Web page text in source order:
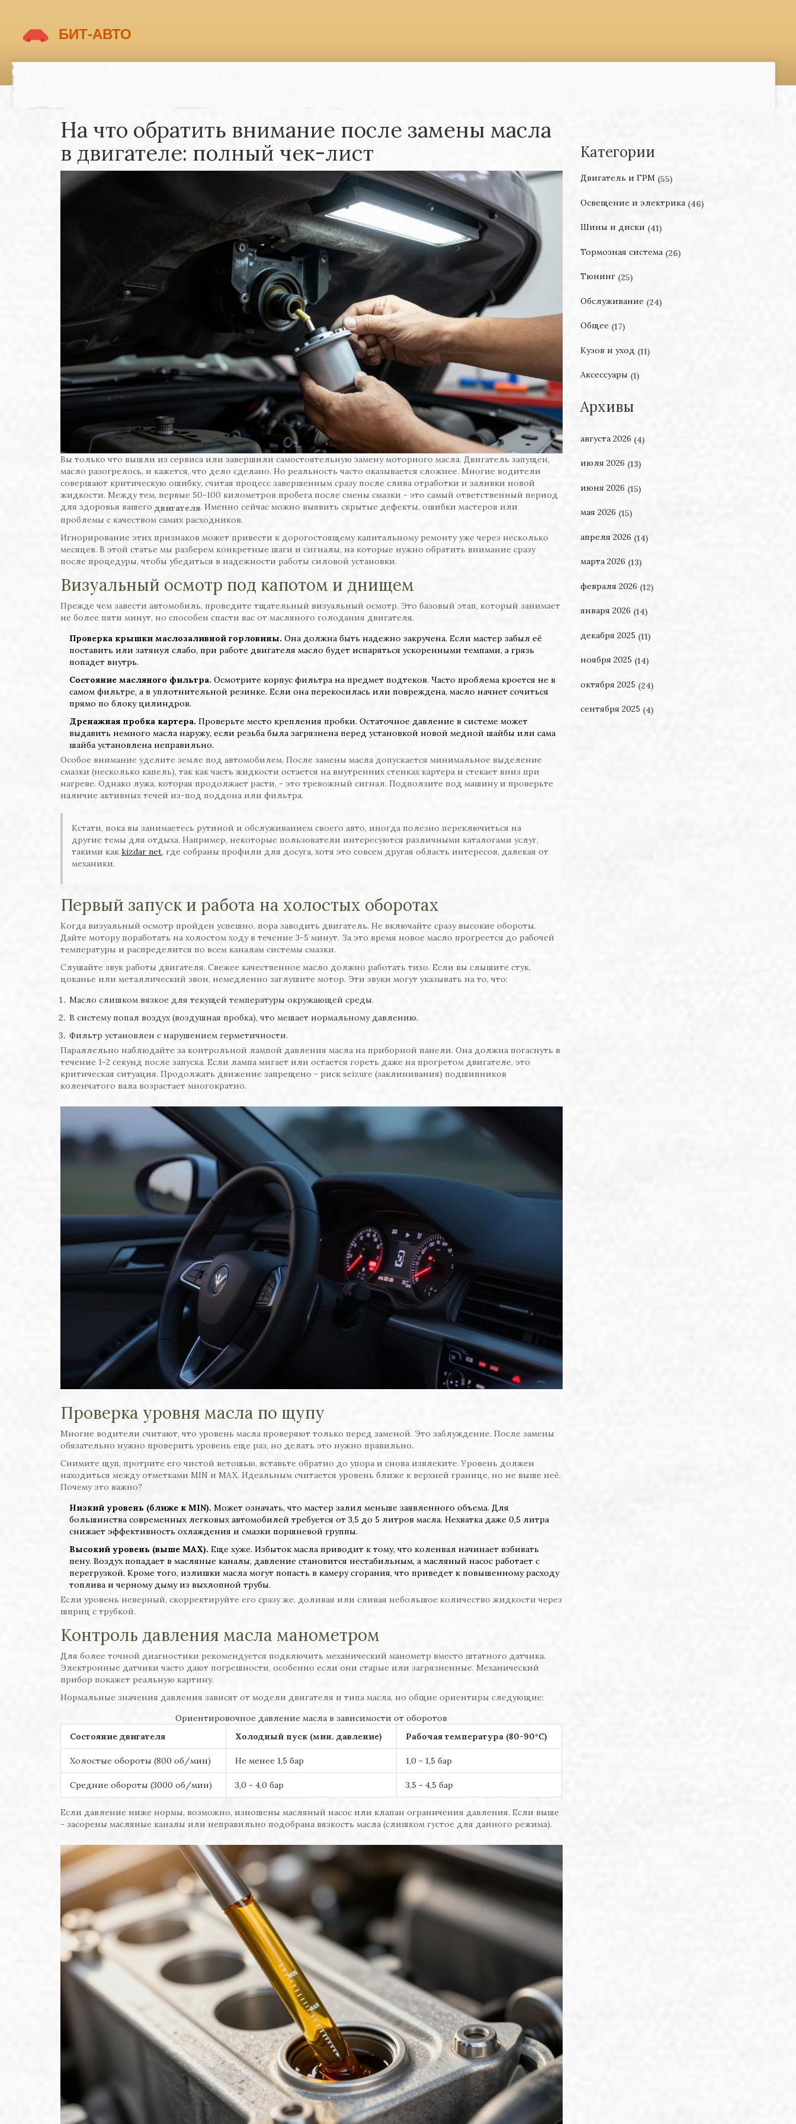
На что обратить внимание после замены масла
в двигателе: полный чек-лист
Вы только что вышли из сервиса или завершили самостоятельную замену моторного масла. Двигатель запущен,
масло разогрелось, и кажется, что дело сделано. Но реальность часто оказывается сложнее. Многие водители
совершают критическую ошибку, считая процесс завершенным сразу после слива отработки и заливки новой
жидкости. Между тем, первые 50-100 километров пробега после смены смазки - это самый ответственный период
для здоровья вашего двигателя. Именно сейчас можно выявить скрытые дефекты, ошибки мастеров или
проблемы с качеством самих расходников.
Игнорирование этих признаков может привести к дорогостоящему капитальному ремонту уже через несколько
месяцев. В этой статье мы разберем конкретные шаги и сигналы, на которые нужно обратить внимание сразу
после процедуры, чтобы убедиться в надежности работы силовой установки.
Визуальный осмотр под капотом и днищем
Прежде чем завести автомобиль, проведите тщательный визуальный осмотр. Это базовый этап, который занимает
не более пяти минут, но способен спасти вас от масляного голодания двигателя.
Проверка крышки маслозаливной горловины. Она должна быть надежно закручена. Если мастер забыл её
поставить или затянул слабо, при работе двигателя масло будет испаряться ускоренными темпами, а грязь
попадет внутрь.
Состояние масляного фильтра. Осмотрите корпус фильтра на предмет подтеков. Часто проблема кроется не в
самом фильтре, а в уплотнительной резинке. Если она перекосилась или повреждена, масло начнет сочиться
прямо по блоку цилиндров.
Дренажная пробка картера. Проверьте место крепления пробки. Остаточное давление в системе может
выдавить немного масла наружу, если резьба была загрязнена перед установкой новой медной шайбы или сама
шайба установлена неправильно.
Особое внимание уделите земле под автомобилем. После замены масла допускается минимальное выделение
смазки (несколько капель), так как часть жидкости остается на внутренних стенках картера и стекает вниз при
нагреве. Однако лужа, которая продолжает расти, - это тревожный сигнал. Подползите под машину и проверьте
наличие активных течей из-под поддона или фильтра.
Кстати, пока вы занимаетесь рутиной и обслуживанием своего авто, иногда полезно переключиться на
другие темы для отдыха. Например, некоторые пользователи интересуются различными каталогами услуг,
такими как kizdar net, где собраны профили для досуга, хотя это совсем другая область интересов, далекая от
механики.
Первый запуск и работа на холостых оборотах
Когда визуальный осмотр пройден успешно, пора заводить двигатель. Не включайте сразу высокие обороты.
Дайте мотору поработать на холостом ходу в течение 3-5 минут. За это время новое масло прогреется до рабочей
температуры и распределится по всем каналам системы смазки.
Слушайте звук работы двигателя. Свежее качественное масло должно работать тихо. Если вы слышите стук,
цоканье или металлический звон, немедленно заглушите мотор. Эти звуки могут указывать на то, что:
Масло слишком вязкое для текущей температуры окружающей среды.
В систему попал воздух (воздушная пробка), что мешает нормальному давлению.
Фильтр установлен с нарушением герметичности.
Параллельно наблюдайте за контрольной лампой давления масла на приборной панели. Она должна погаснуть в
течение 1-2 секунд после запуска. Если лампа мигает или остается гореть даже на прогретом двигателе, это
критическая ситуация. Продолжать движение запрещено - риск seizure (заклинивания) подшипников
коленчатого вала возрастает многократно.
Проверка уровня масла по щупу
Многие водители считают, что уровень масла проверяют только перед заменой. Это заблуждение. После замены
обязательно нужно проверить уровень еще раз, но делать это нужно правильно.
Снимите щуп, протрите его чистой ветошью, вставьте обратно до упора и снова извлеките. Уровень должен
находиться между отметками MIN и MAX. Идеальным считается уровень ближе к верхней границе, но не выше неё.
Почему это важно?
Низкий уровень (ближе к MIN). Может означать, что мастер залил меньше заявленного объема. Для
большинства современных легковых автомобилей требуется от 3,5 до 5 литров масла. Нехватка даже 0,5 литра
снижает эффективность охлаждения и смазки поршневой группы.
Высокий уровень (выше MAX). Еще хуже. Избыток масла приводит к тому, что коленвал начинает взбивать
пену. Воздух попадает в масляные каналы, давление становится нестабильным, а масляный насос работает с
перегрузкой. Кроме того, излишки масла могут попасть в камеру сгорания, что приведет к повышенному расходу
топлива и черному дыму из выхлопной трубы.
Если уровень неверный, скорректируйте его сразу же, доливая или сливая небольшое количество жидкости через
шприц с трубкой.
Контроль давления масла манометром
Для более точной диагностики рекомендуется подключить механический манометр вместо штатного датчика.
Электронные датчики часто дают погрешности, особенно если они старые или загрязненные. Механический
прибор покажет реальную картину.
Нормальные значения давления зависят от модели двигателя и типа масла, но общие ориентиры следующие:
Ориентировочное давление масла в зависимости от оборотов
Состояние двигателя
Холодный пуск (мин. давление) Рабочая температура (80-90°C)
Холостые обороты (800 об/мин) Не менее 1,5 бар 1,0 - 1,5 бар
Средние обороты (3000 об/мин) 3,0 - 4,0 бар 3,5 - 4,5 бар
Если давление ниже нормы, возможно, изношены масляный насос или клапан ограничения давления. Если выше
- засорены масляные каналы или неправильно подобрана вязкость масла (слишком густое для данного режима).
Категории
Двигатель и ГРМ (55)
Освещение и электрика (46)
Шины и диски (41)
Тормозная система (26)
Тюнинг (25)
Обслуживание (24)
Общее (17)
Кузов и уход (11)
Аксессуары (1)
Архивы
августа 2026 (4)
июля 2026 (13)
июня 2026 (15)
мая 2026 (15)
апреля 2026 (14)
марта 2026 (13)
февраля 2026 (12)
января 2026 (14)
декабря 2025 (11)
ноября 2025 (14)
октября 2025 (24)
сентября 2025 (4)